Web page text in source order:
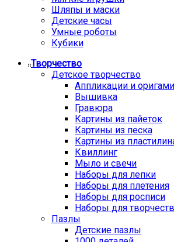
Шляпы и маски
Детские часы
Умные роботы
Кубики
Творчество
Детское творчество
Аппликации и оригами
Вышивка
Гравюра
Картины из пайеток
Картины из песка
Картины из
Квиллинг
Мыло и свечи
Наборы для лепки
Наборы для плетения
Наборы для росписи
Наборы для
Пазлы
Детские пазлы